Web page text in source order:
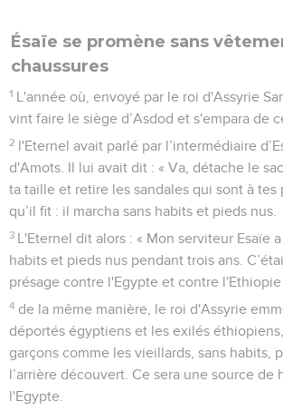
Ésaïe se promène sans
chaussures
1 L'année où, envoyé par le roi d'Assyrie
vint faire le siège d’Asdod et s'empara de
2 l'Eternel avait parlé par l’intermédiaire
d'Amots. Il lui avait dit : « Va, détache le
ta taille et retire les sandales qui sont à tes
qu’il fit : il marcha sans habits et pieds nus.
3 L'Eternel dit alors : « Mon serviteur Esaïe
habits et pieds nus pendant trois ans.
présage contre l'Egypte et contre l'Ethiopie
4 de la même manière, le roi d'Assyrie
déportés égyptiens et les exilés
garçons comme les vieillards, sans habits,
l’arrière découvert. Ce sera une source de
l'Egypte.